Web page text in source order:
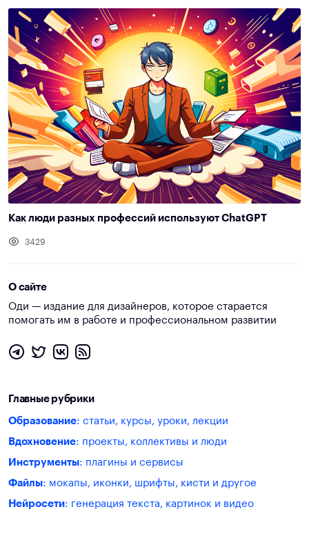
Как люди разных профессий используют ChatGPT
3429
О сайте
Оди — издание для дизайнеров, которое старается
помогать им в работе и профессиональном развитии
Главные рубрики
Образование: статьи, курсы, уроки, лекции
Вдохновение: проекты, коллективы и люди
Инструменты: плагины и сервисы
Файлы: мокапы, иконки, шрифты, кисти и другое
Нейросети: генерация текста, картинок и видео